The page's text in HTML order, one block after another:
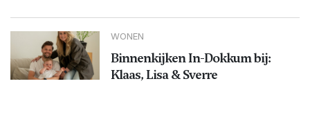
WONEN
Binnenkijken In-Dokkum bij:
Klaas, Lisa & Sverre